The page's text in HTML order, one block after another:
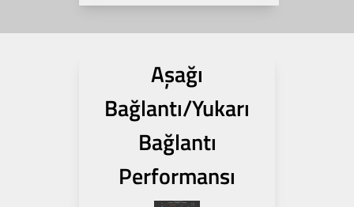
Aşağı
Bağlantı/Yukarı
Bağlantı
Performansı